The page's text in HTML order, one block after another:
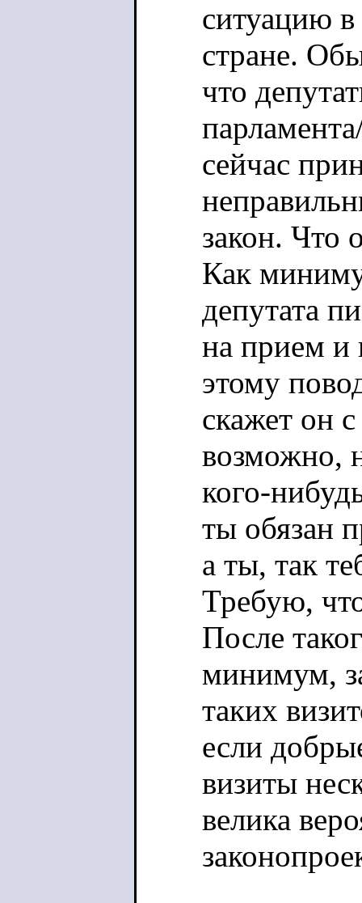
ситуацию в
стране.
что
сейчас
закон. Что
Как
депутата
на прием и
этому
скажет он
возможно,
кого-
ты обязан
а ты, так
Требую,
После
минимум,
таких
если
визиты
велика